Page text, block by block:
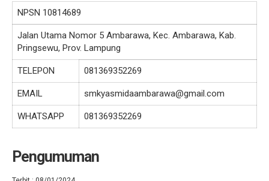
NPSN 10814689
Jalan Utama Nomor 5 Ambarawa, Kec. Ambarawa, Kab.
Pringsewu, Prov. Lampung
TELEPON 081369352269
EMAIL smkyasmidaambarawa@gmail.com
WHATSAPP 081369352269
Pengumuman